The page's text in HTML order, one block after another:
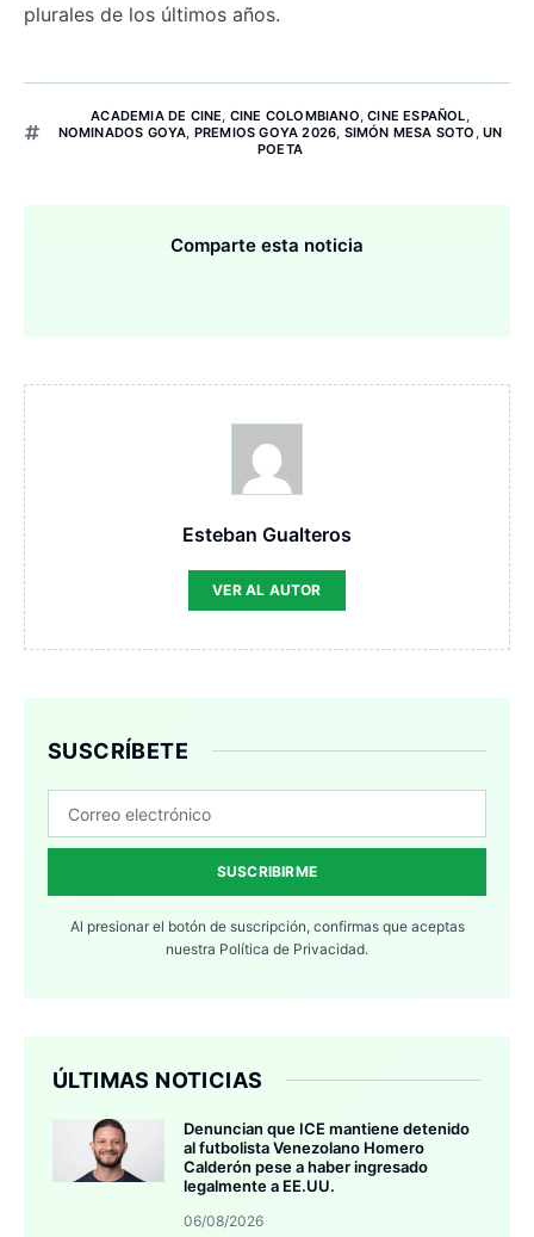
plurales de los últimos años.
ACADEMIA DE CINE, CINE COLOMBIANO,CINE ESPAÑOL,
NOMINADOS GOYA, PREMIOS GOYA 2026, SIMÓN MESA SOTO ,UN
POETA
Comparte esta noticia
Esteban Gualteros
VER AL AUTOR
SUSCRÍBETE
SUSCRIBIRME
Al presionar el botón de suscripción, confirmas que aceptas
nuestra Política de Privacidad.
ÚLTIMAS NOTICIAS
Denuncian que ICE mantiene detenido
al futbolista Venezolano Homero
Calderón pese a haber ingresado
legalmente a EE.UU.
06/08/2026